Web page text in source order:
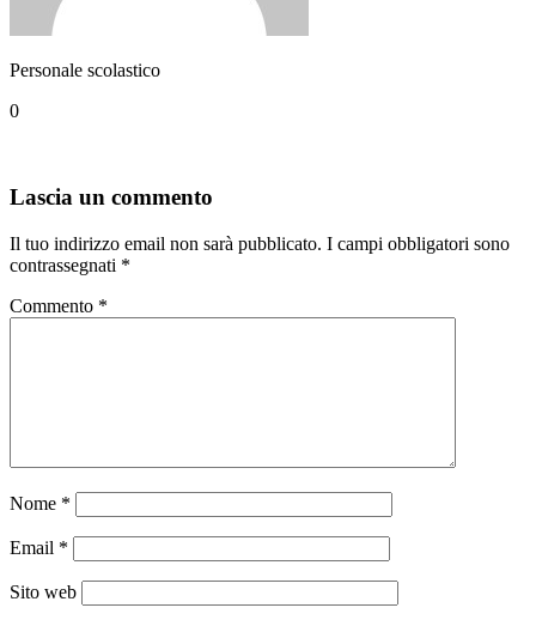
Personale scolastico
0
Lascia un commento
Il tuo indirizzo email non sarà pubblicato. I campi obbligatori sono
contrassegnati *
Commento *
Nome *
Email *
Sito web